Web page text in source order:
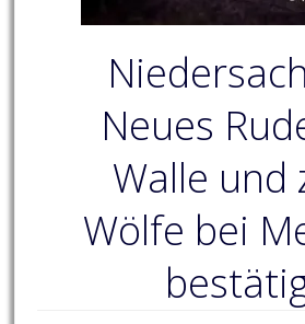
Neues
Walle und
Wölfe bei